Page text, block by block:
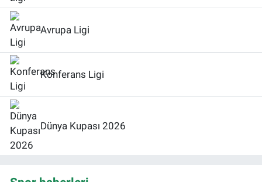
Avrupa Ligi
Konferans Ligi
Dünya Kupası 2026